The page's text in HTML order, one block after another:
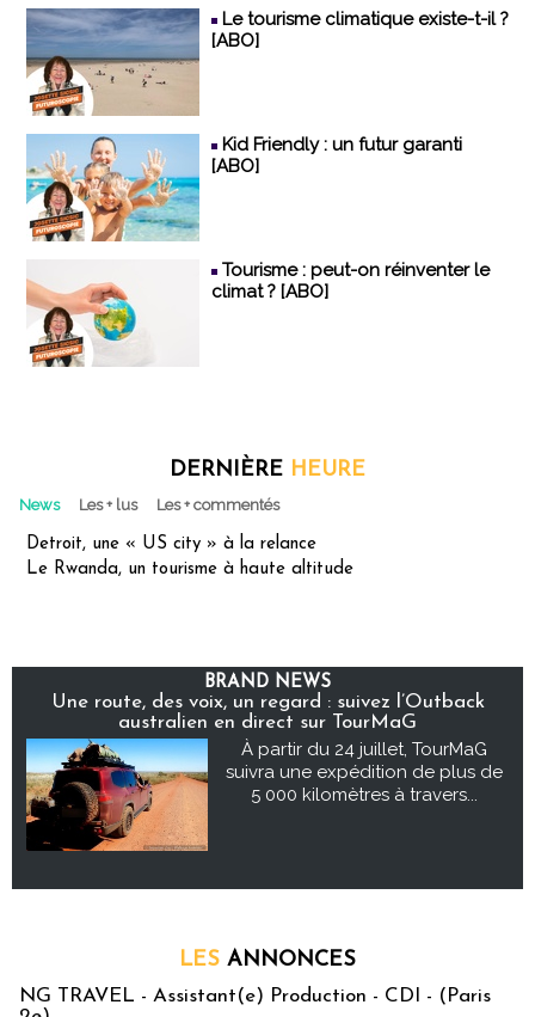
Le tourisme climatique existe-t-il ?
[ABO]
Kid Friendly : un futur garanti
[ABO]
Tourisme : peut-on réinventer le
climat ? [ABO]
DERNIÈRE HEURE
News Les + lus Les + commentés
Detroit, une « US city » à la relance
Le Rwanda, un tourisme à haute altitude
BRAND NEWS
Une route, des voix, un regard : suivez l’Outback
australien en direct sur TourMaG
À partir du 24 juillet, TourMaG
suivra une expédition de plus de
5 000 kilomètres à travers...
LES ANNONCES
NG TRAVEL - Assistant(e) Production - CDI - (Paris